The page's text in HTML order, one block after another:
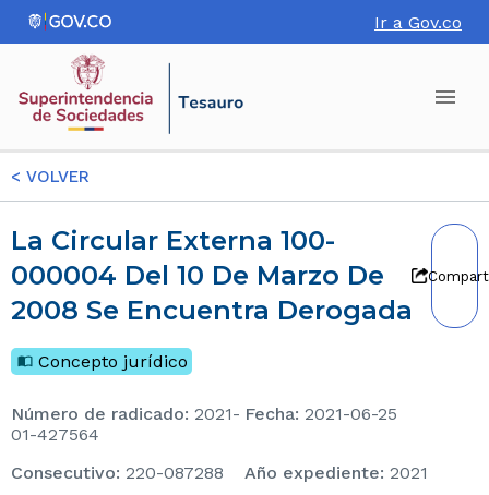
Ir a Gov.co
< VOLVER
La Circular Externa 100-
000004 Del 10 De Marzo De
2008 Se Encuentra Derogada
Concepto jurídico
Número de radicado: 2021-
01-427564
Fecha: 2021-06-25
consecutivo: 220-087288 Año expediente: 2021